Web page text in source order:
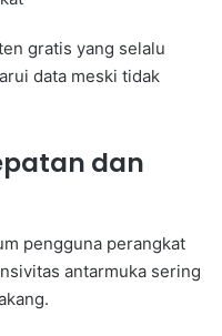
gratis yang selalu
data meski tidak
dan
pengguna perangkat
antarmuka sering